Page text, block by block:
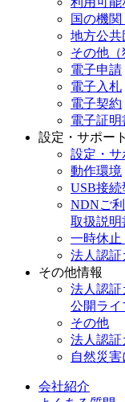
国の機関
地方公共
その他（
電子申請
電子入札
電子契約
電子証明
設定・サポー
設定・サ
動作環境
USB接
NDNご
取扱説明
一時休止
法人認証
その他情報
法人認証
公開ライ
その他
法人認証
自然災
会社紹介